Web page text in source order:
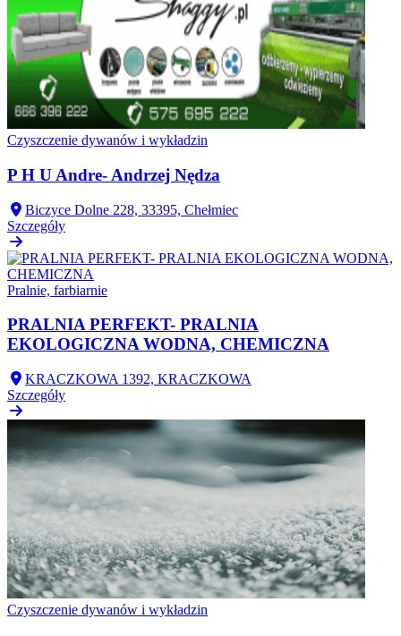
Czyszczenie dywanów i wykładzin
P H U Andre- Andrzej Nędza
Biczyce Dolne 228, 33395, Chełmiec
Szczegóły
Pralnie, farbiarnie
PRALNIA PERFEKT- PRALNIA
EKOLOGICZNA WODNA, CHEMICZNA
KRACZKOWA 1392, KRACZKOWA
Szczegóły
Czyszczenie dywanów i wykładzin